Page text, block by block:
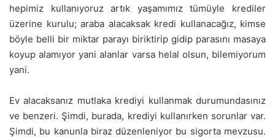
hepimiz kullanıyoruz artık yaşamımız tümüyle krediler
üzerine kurulu; araba alacaksak kredi kullanacağız, kimse
böyle belli bir miktar parayı biriktirip gidip parasını masaya
koyup alamıyor yani alanlar varsa helal olsun, bilemiyorum
yani.
Ev alacaksanız mutlaka krediyi kullanmak durumundasınız
ve benzeri. Şimdi, burada, krediyi kullanırken sorunlar var.
Şimdi, bu kanunla biraz düzenleniyor bu sigorta mevzusu.